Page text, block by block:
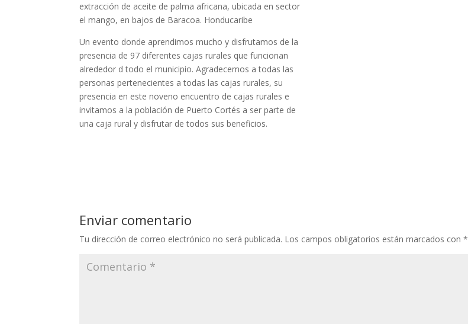
extracción de aceite de palma africana, ubicada en sector
el mango, en bajos de Baracoa. Honducaribe
Un evento donde aprendimos mucho y disfrutamos de la
presencia de 97 diferentes cajas rurales que funcionan
alrededor d todo el municipio. Agradecemos a todas las
personas pertenecientes a todas las cajas rurales, su
presencia en este noveno encuentro de cajas rurales e
invitamos a la población de Puerto Cortés a ser parte de
una caja rural y disfrutar de todos sus beneficios.
Enviar comentario
Tu dirección de correo electrónico no será publicada. Los campos obligatorios están marcados con*